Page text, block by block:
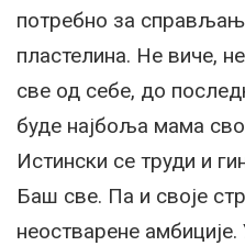
потребно за
пластелина. Не виче,
све од себе, до
буде најбоља мама
Истински се труди и
Баш све. Па и своје
неостварене